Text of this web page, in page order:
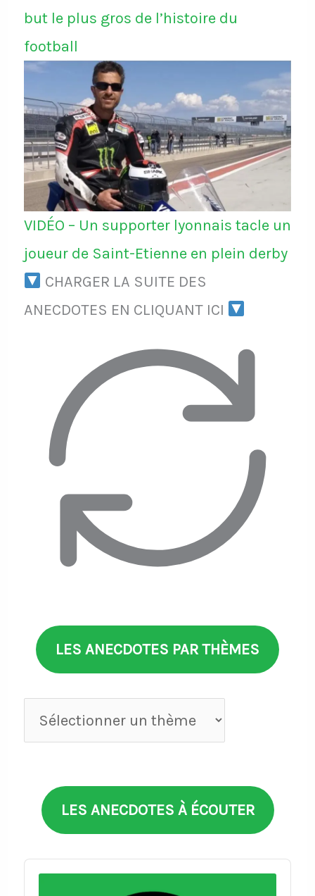
but le plus gros de l’histoire du
football
VIDÉO – Un supporter lyonnais tacle un
joueur de Saint-Etienne en plein derby
CHARGER LA SUITE DES
ANECDOTES EN CLIQUANT ICI
LES ANECDOTES PAR THÈMES
Anecdotes
par
LES ANECDOTES À ÉCOUTER
Audio
Player